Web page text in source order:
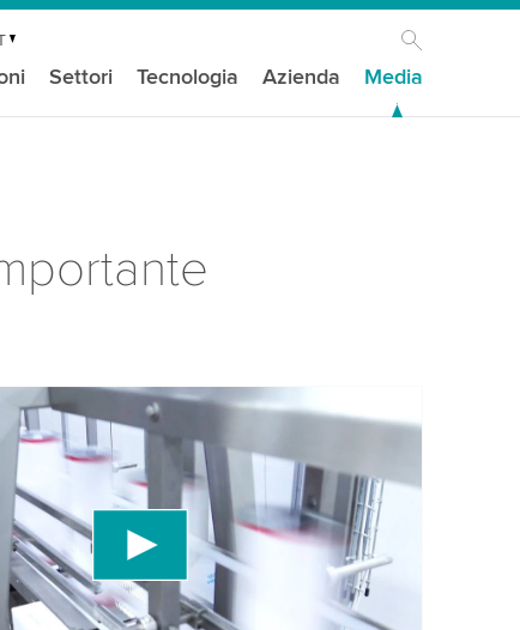
Settori Tecnologia Azienda Media
del tuo consenso per caricare il
di YouTube!
servizio di terze parti per incorporare
che potrebbe raccogliere dati sulla tua
rivedi i dettagli e accetta il servizio per
video.